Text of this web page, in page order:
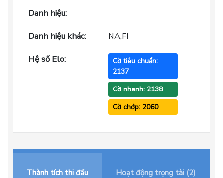
Danh hiệu:
Danh hiệu khác:
NA,FI
Hệ số Elo:
Cờ tiêu chuẩn:
2137
Cờ nhanh: 2138
Cờ chớp: 2060
Thành tích thi đấu Hoạt động trọng tài (2)